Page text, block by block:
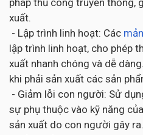
pháp thủ công truyền thống,
xuất.
- Lập trình linh hoạt: Các
lập trình linh hoạt, cho phép
xuất nhanh chóng và dễ
khi phải sản xuất các sản
- Giảm lỗi con người: Sử
sự phụ thuộc vào kỹ năng
sản xuất do con người gây ra.